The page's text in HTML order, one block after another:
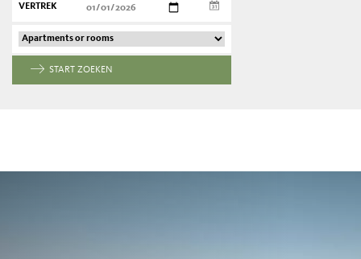
VERTREK
START ZOEKEN